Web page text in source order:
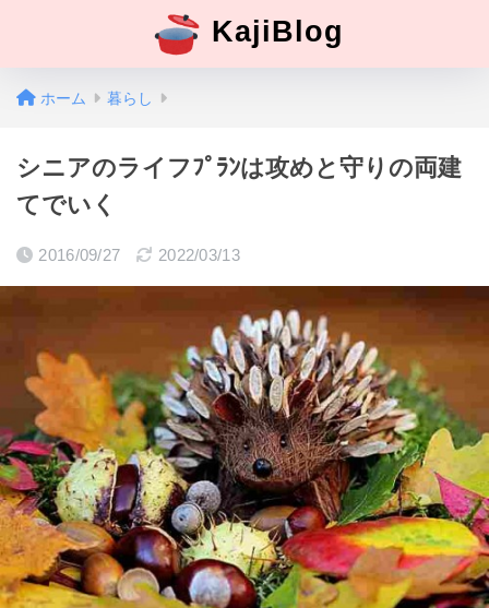
KajiBlog
ホーム 暮らし
シニアのライフﾌﾟﾗﾝは攻めと守りの両建
てでいく
2016/09/27 2022/03/13